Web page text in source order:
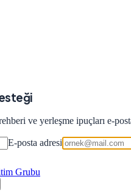
ve yerleşme ipuçları e-
E-posta adresi
Grubu